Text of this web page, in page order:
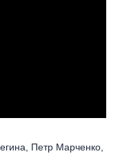
Петр Марченко,